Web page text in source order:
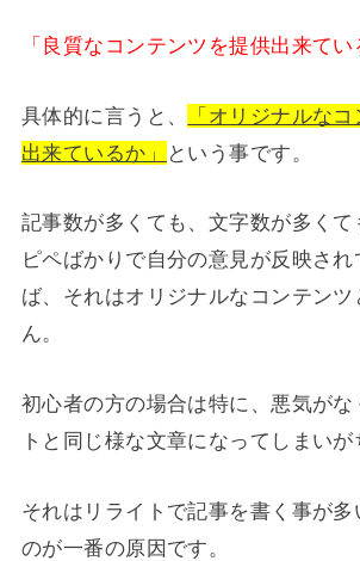
「良質なコンテンツを提供出来てい
具体的に言うと、
「オリジナルな
出来ているか」
という事です。
記事数が多くても、文字数が多くて
ピペばかりで自分の意見が反映さ
ば、それはオリジナルなコンテン
ん。
初心者の方の場合は特に、悪気がな
トと同じ様な文章になってしまいが
それはリライトで記事を書く事が多
のが一番の原因です。